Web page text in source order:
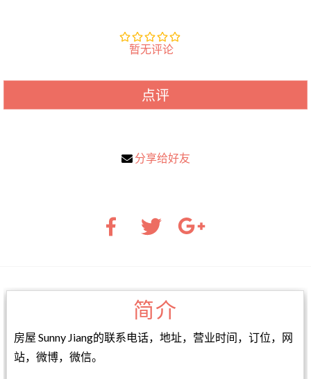
暂无评论
点评
分享给好友
简介
房屋 Sunny Jiang的联系电话，地址，营业时间，订位，网
站，微博，微信。